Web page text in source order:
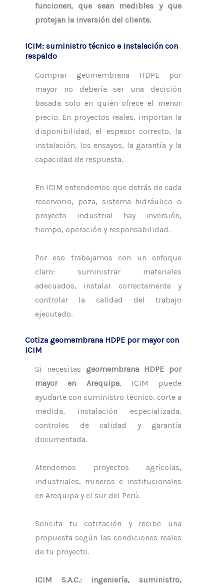
funcionen, que sean medibles y que
protejan la inversión del cliente.
ICIM: suministro técnico e instalación con
respaldo
Comprar geomembrana HDPE por
mayor no debería ser una decisión
basada solo en quién ofrece el menor
precio. En proyectos reales, importan la
disponibilidad, el espesor correcto, la
instalación, los ensayos, la garantía y la
capacidad de respuesta.
En ICIM entendemos que detrás de cada
reservorio, poza, sistema hidráulico o
proyecto industrial hay inversión,
tiempo, operación y responsabilidad.
Por eso trabajamos con un enfoque
claro: suministrar materiales
adecuados, instalar correctamente y
controlar la calidad del trabajo
ejecutado.
Cotiza geomembrana HDPE por mayor con
ICIM
Si necesitas geomembrana HDPE por
mayor en Arequipa, ICIM puede
ayudarte con suministro técnico, corte a
medida, instalación especializada,
controles de calidad y garantía
documentada.
Atendemos proyectos agrícolas,
industriales, mineros e institucionales
en Arequipa y el sur del Perú.
Solicita tu cotización y recibe una
propuesta según las condiciones reales
de tu proyecto.
ICIM S.A.C.: ingeniería, suministro,